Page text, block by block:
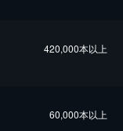
420,000本以上
60,000本以上